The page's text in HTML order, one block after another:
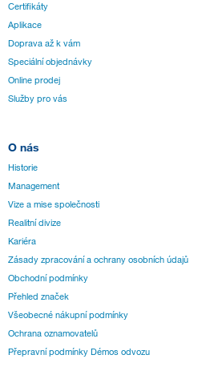
Certifikáty
Aplikace
Doprava až k vám
Speciální objednávky
Online prodej
Služby pro vás
O nás
Historie
Management
Vize a mise společnosti
Realitní divize
Kariéra
Zásady zpracování a ochrany osobních údajů
Obchodní podmínky
Přehled značek
Všeobecné nákupní podmínky
Ochrana oznamovatelů
Přepravní podmínky Démos odvozu